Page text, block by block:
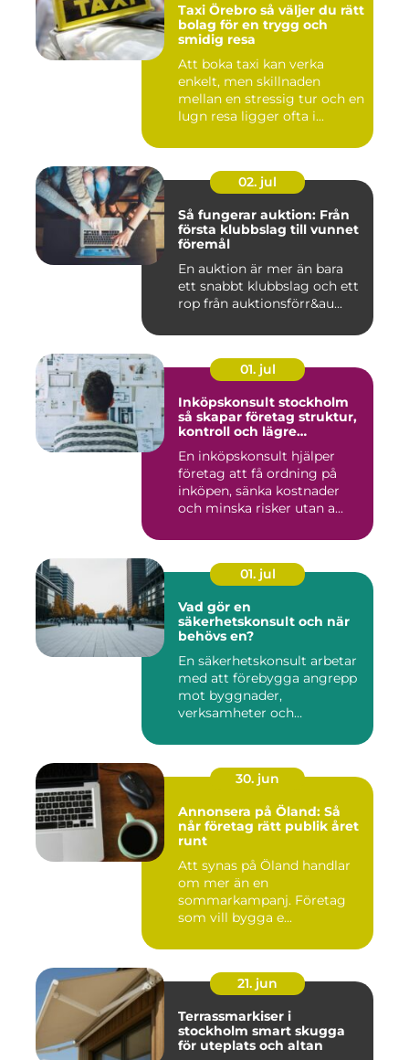
Taxi Örebro så väljer du rätt
bolag för en trygg och
smidig resa
Att boka taxi kan verka
enkelt, men skillnaden
mellan en stressig tur och en
lugn resa ligger ofta i...
02. jul
Så fungerar auktion: Från
första klubbslag till vunnet
föremål
En auktion är mer än bara
ett snabbt klubbslag och ett
rop från auktionsförr&au...
01. jul
Inköpskonsult stockholm
så skapar företag struktur,
kontroll och lägre
En inköpskonsult hjälper
företag att få ordning på
inköpen, sänka kostnader
och minska risker utan a...
01. jul
Vad gör en
säkerhetskonsult och när
behövs en?
En säkerhetskonsult arbetar
med att förebygga angrepp
mot byggnader,
verksamheter och
30. jun
Annonsera på Öland: Så
når företag rätt publik året
runt
Att synas på Öland handlar
om mer än en
sommarkampanj. Företag
som vill bygga e...
21. jun
Terrassmarkiser i
stockholm smart skugga
för uteplats och altan